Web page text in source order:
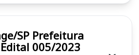
005/2023